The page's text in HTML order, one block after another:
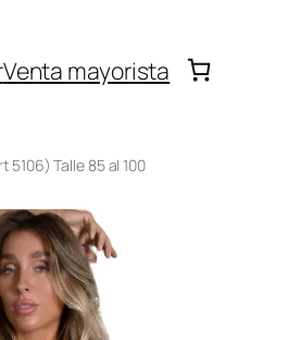
Venta mayorista
Talle 85 al 100